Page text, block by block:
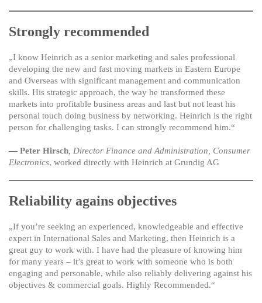
Strongly recommended
„I know Heinrich as a senior marketing and sales professional
developing the new and fast moving markets in Eastern Europe
and Overseas with significant management and communication
skills. His strategic approach, the way he transformed these
markets into profitable business areas and last but not least his
personal touch doing business by networking. Heinrich is the right
person for challenging tasks. I can strongly recommend him.“
— Peter Hirsch , Director Finance and Administration, Consumer
Electronics, worked directly with Heinrich at Grundig AG
Reliability agains objectives
„If you’re seeking an experienced, knowledgeable and effective
expert in International Sales and Marketing, then Heinrich is a
great guy to work with. I have had the pleasure of knowing him
for many years – it’s great to work with someone who is both
engaging and personable, while also reliably delivering against his
objectives & commercial goals. Highly Recommended.“